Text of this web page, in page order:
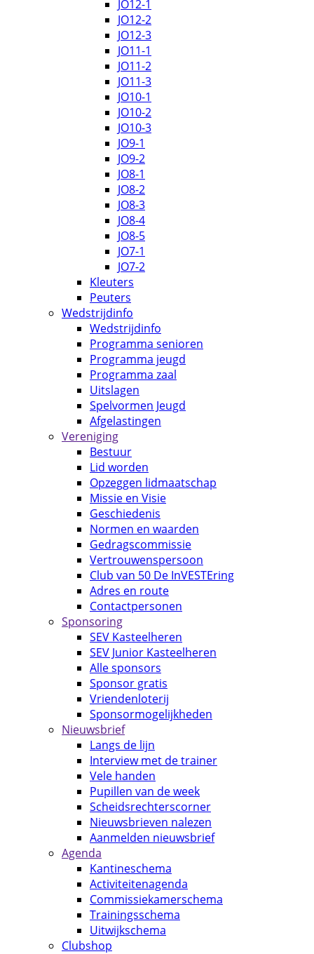
JO12-1
JO12-2
JO12-3
JO11-1
JO11-2
JO11-3
JO10-1
JO10-2
JO10-3
JO9-1
JO9-2
JO8-1
JO8-2
JO8-3
JO8-4
JO8-5
JO7-1
JO7-2
Kleuters
Peuters
Wedstrijdinfo
Wedstrijdinfo
Programma senioren
Programma jeugd
Programma zaal
Uitslagen
Spelvormen Jeugd
Afgelastingen
Vereniging
Bestuur
Lid worden
Opzeggen lidmaatschap
Missie en Visie
Geschiedenis
Normen en waarden
Gedragscommissie
Vertrouwenspersoon
Club van 50 De InVESTEring
Adres en route
Contactpersonen
Sponsoring
SEV Kasteelheren
SEV Junior Kasteelheren
Alle sponsors
Sponsor gratis
Vriendenloterij
Sponsormogelijkheden
Nieuwsbrief
Langs de lijn
Interview met de trainer
Vele handen
Pupillen van de week
Scheidsrechterscorner
Nieuwsbrieven nalezen
Aanmelden nieuwsbrief
Agenda
Kantineschema
Activiteitenagenda
Commissiekamerschema
Trainingsschema
Uitwijkschema
Clubshop